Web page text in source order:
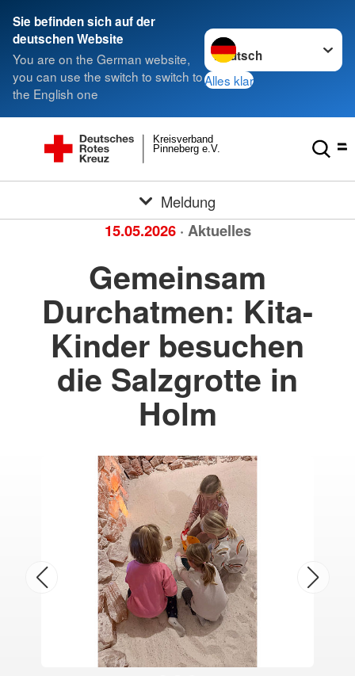
Sie befinden sich auf der
deutschen Website
You are on the German website,
you can use the switch to switch to
the English one
Sprache wechseln zu
Alles klar
Pinneberg e.V.
Kreisverband
Meldung
15.05.2026 · Aktuelles
Gemeinsam
Durchatmen: Kita-
Kinder besuchen
die Salzgrotte in
Holm